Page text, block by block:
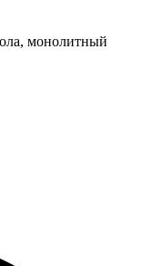
монолитный